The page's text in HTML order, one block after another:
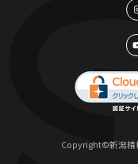
Copyright©新潟精